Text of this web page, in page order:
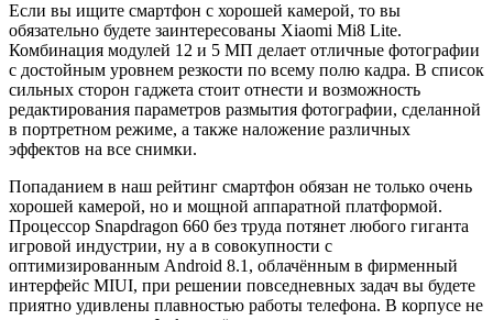
Если вы ищите смартфон с хорошей камерой, то вы
обязательно будете заинтересованы Xiaomi Mi8 Lite.
Комбинация модулей 12 и 5 МП делает отличные фотографии
с достойным уровнем резкости по всему полю кадра. В список
сильных сторон гаджета стоит отнести и возможность
редактирования параметров размытия фотографии, сделанной
в портретном режиме, а также наложение различных
эффектов на все снимки.
Попаданием в наш рейтинг смартфон обязан не только очень
хорошей камерой, но и мощной аппаратной платформой.
Процессор Snapdragon 660 без труда потянет любого гиганта
игровой индустрии, ну а в совокупности с
оптимизированным Android 8.1, облачённым в фирменный
интерфейс MIUI, при решении повседневных задач вы будете
приятно удивлены плавностью работы телефона. В корпусе не